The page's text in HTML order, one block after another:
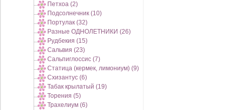
Петхоа (2)
Подсолнечник (10)
Портулак (32)
Разные ОДНОЛЕТНИКИ (26)
Рудбекия (15)
Сальвия (23)
Сальпиглоссис (7)
Статица (кермек, лимониум) (9)
Схизантус (6)
Табак крылатый (19)
Торения (5)
Трахелиум (6)